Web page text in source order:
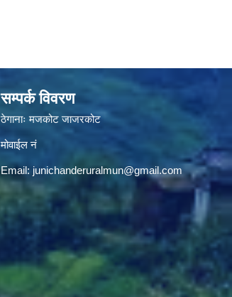
सम्पर्क विवरण
ठेगानाः मजकोट जाजरकोट
मोवाईल नं
Email: junichanderuralmun@gmail.com